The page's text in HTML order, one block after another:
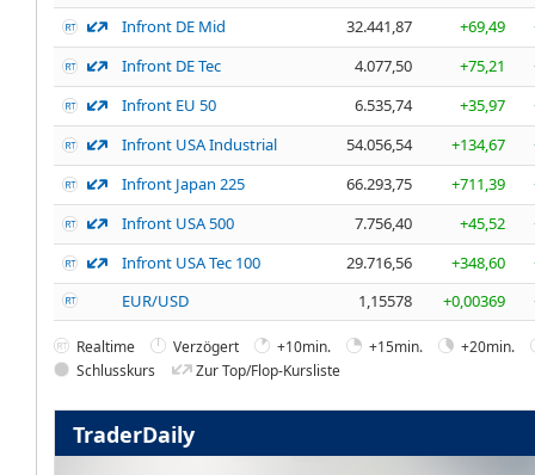
Infront DE Mid
32.441,87 +69,49
Infront DE Tec
4.077,50 +75,21
Infront EU 50
6.535,74 +35,97
Infront USA Industrial
54.056,54 +134,67
Infront Japan 225
66.293,75 +711,39
Infront USA 500
7.756,40 +45,52
Infront USA Tec 100
29.716,56 +348,60
EUR/USD
1,15578 +0,00369
Realtime Verzögert +10min. +15min.
+20min.
Schlusskurs
Zur Top/Flop-Kursliste
TraderDaily